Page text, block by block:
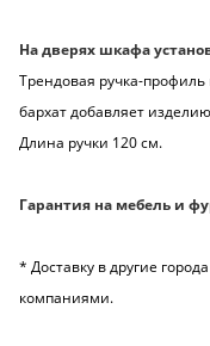
На дверях шкафа
Трендовая ручка-
бархат добавляет
Длина ручки 120 см.
Гарантия на мебель и
* Доставку в другие
компаниями.